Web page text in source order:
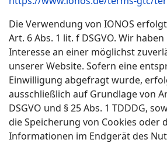
Die Verwendung von IONOS
Art. 6 Abs. 1 lit. f DSGVO. Wir
Interesse an einer möglichst
unserer Website. Sofern eine
Einwilligung abgefragt wurde,
ausschließlich auf Grundlage von
DSGVO und § 25 Abs. 1 TDDDG,
die Speicherung von Cookies oder
Informationen im Endgerät des